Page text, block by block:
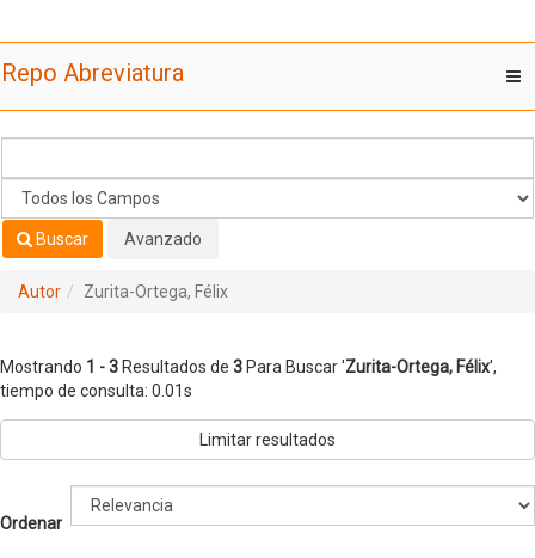
Repo Abreviatura
Buscar Avanzado
Autor Zurita-Ortega, Félix
Mostrando 1 - 3 Resultados de 3 Para Buscar 'Zurita-Ortega, Félix',
tiempo de consulta: 0.01s
Limitar resultados
Ordenar